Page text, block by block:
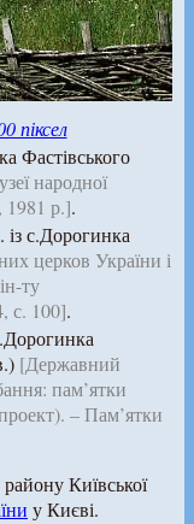
піксел
Фастівського
народної
1981 р.].
із с.Дорогинка
церков України і
ту
с. 100].
[Державний
пам’ятки
– Пам’ятки
Київської
у Києві.